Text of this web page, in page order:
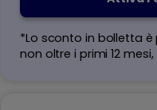
*Lo sconto in bolletta
non oltre i primi 12